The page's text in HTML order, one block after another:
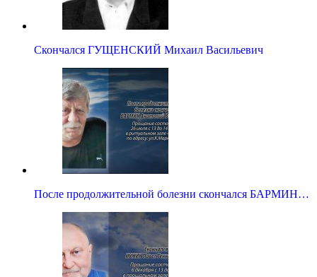
Скончался ГУЩЕНСКИЙ Михаил Васильевич
После продолжительной болезни скончался БАРМИН…